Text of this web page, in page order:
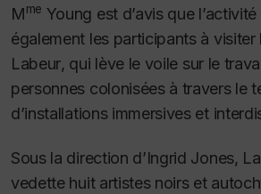
Mme Young est d’avis que
également les participants à visiter
Labeur, qui lève le voile sur le
personnes colonisées à travers le
d’installations immersives et
Sous la direction d’Ingrid Jones,
vedette huit artistes noirs et